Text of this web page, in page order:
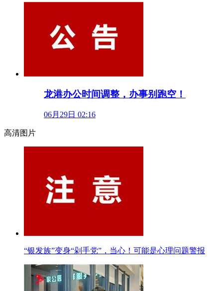
龙港办公时间调整，办事别跑空！
06月29日 02:16
高清图片
“银发族”变身“剁手党”，当心！可能是心理问题警报